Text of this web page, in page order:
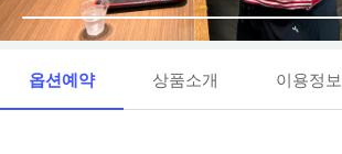
옵션예약 상품소개 이용정보